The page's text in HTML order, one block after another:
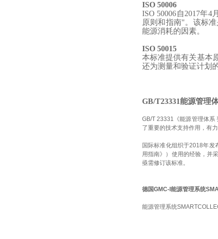
ISO 50006
ISO 50006自2017年
原则和指南"。该标
能源消耗的因素。
ISO 50015
本标准提供有关基本
还为测量和验证计划
GB/T23331能源管理
GB/T 23331《能源管理体系
了重要的技术支持作用，有
国际标准化组织于2018年发
用指南》）使用的经验，并
亟需修订该标准。
德国GMC-I能源管理系统
能源管理系统